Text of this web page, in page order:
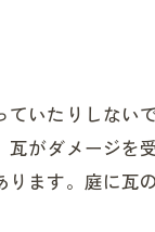
いたりしない
がダメージを
ます。庭に瓦